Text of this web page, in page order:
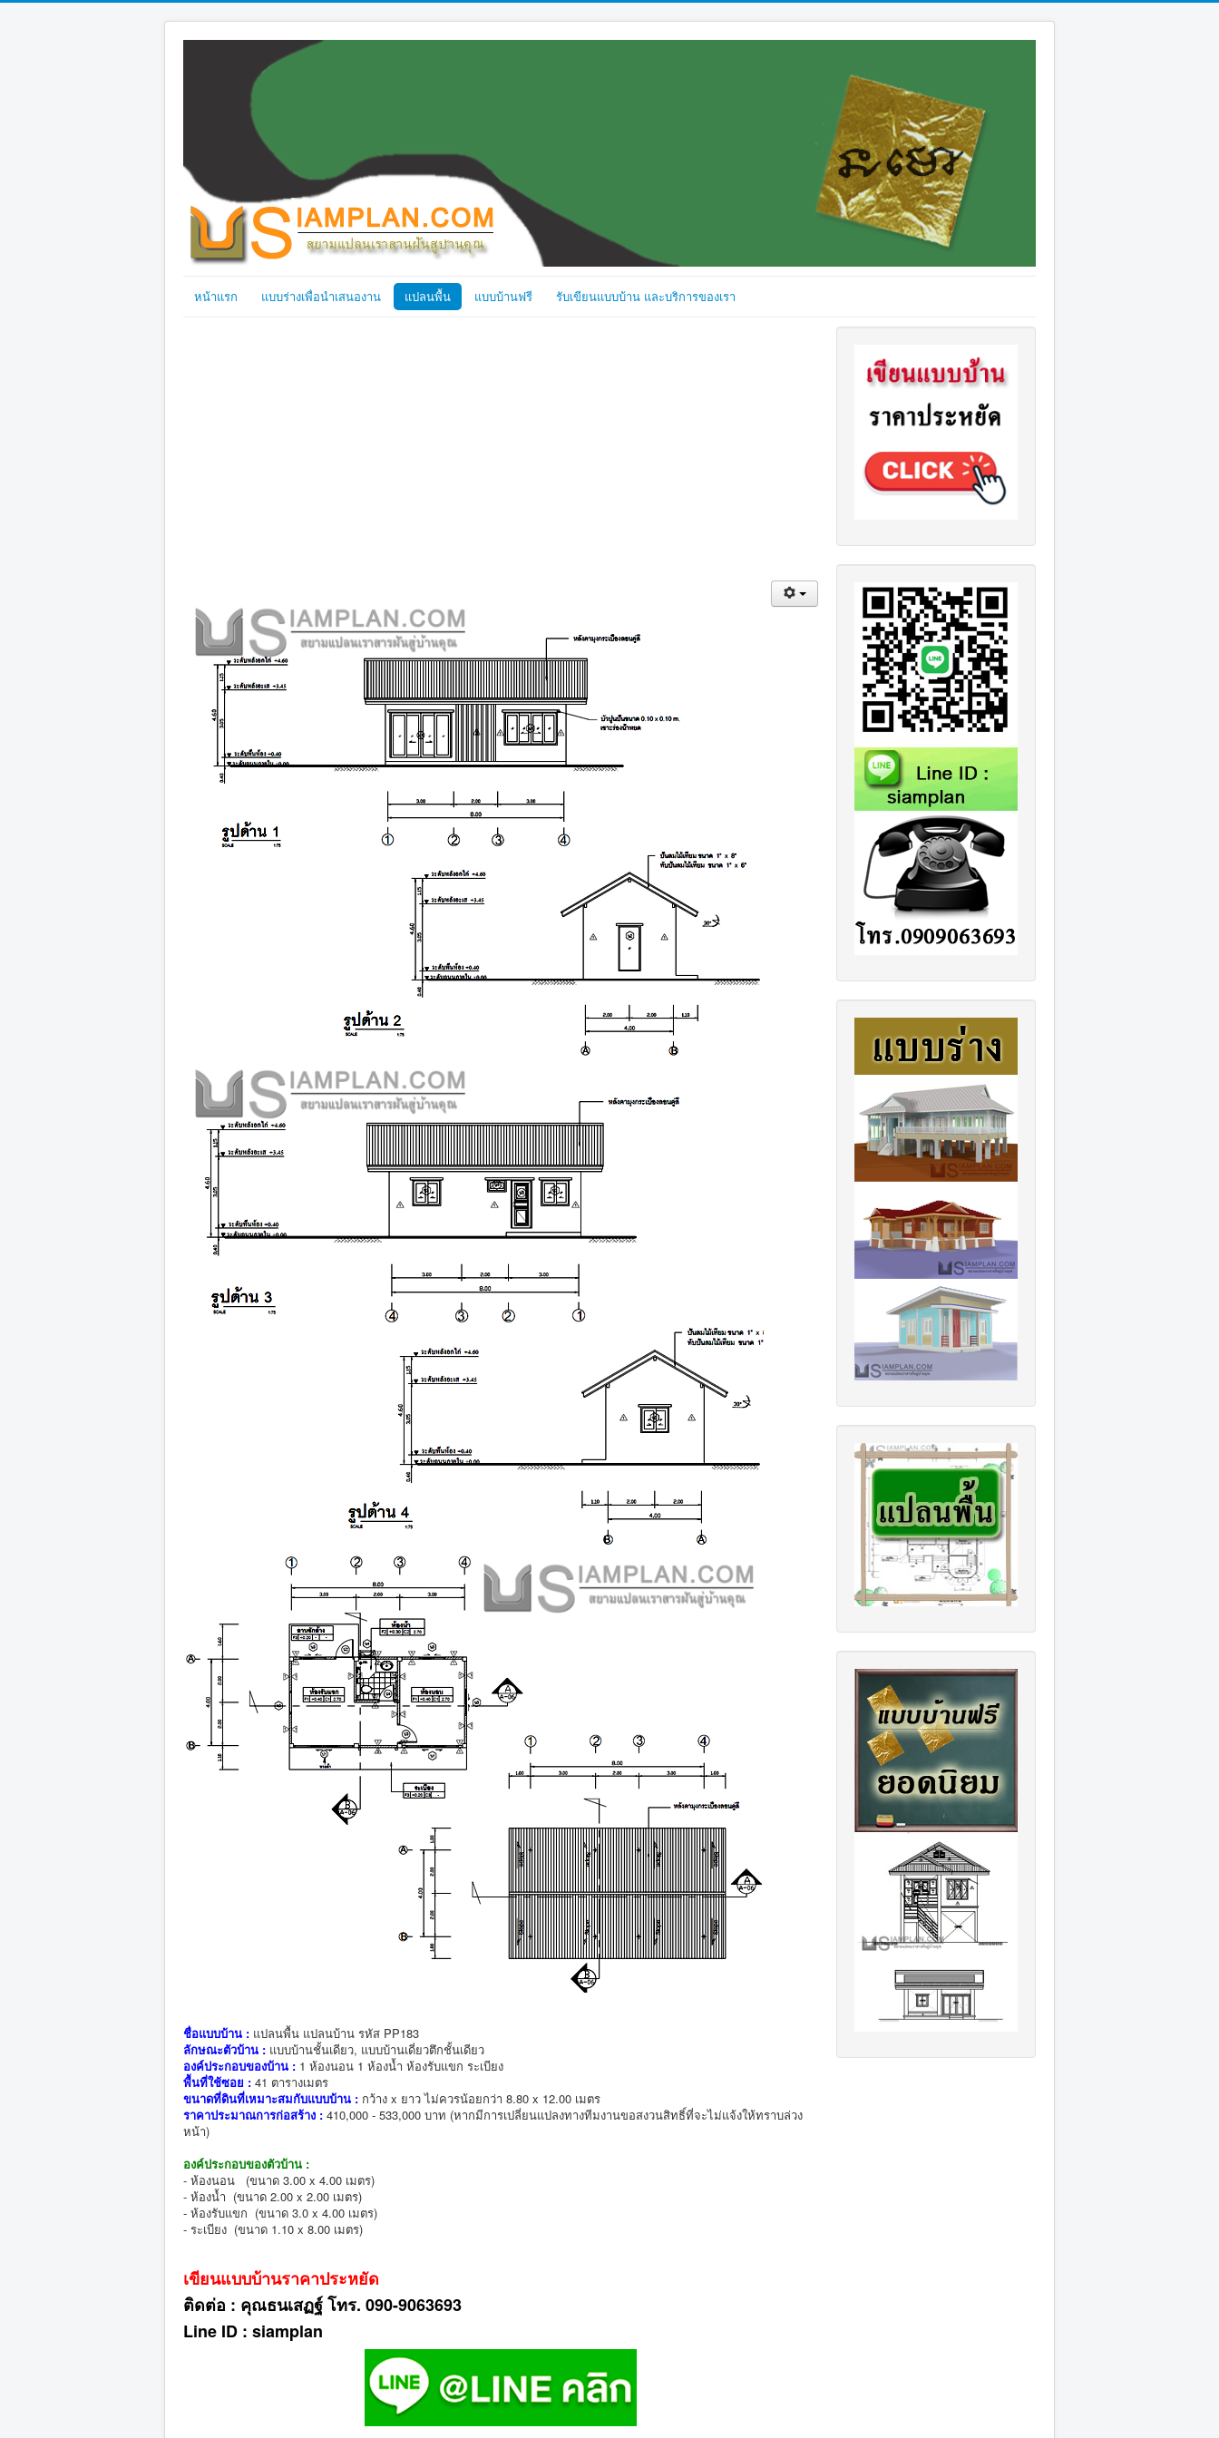
หน้าแรก แบบร่างเพื่อนำเสนองาน แปลนพื้น แบบบ้านฟรี รับเขียนแบบบ้าน และบริการของเรา
ชื่อแบบบ้าน : แปลนพื้น แปลนบ้าน รหัส PP183
ลักษณะตัวบ้าน : แบบบ้านชั้นเดียว, แบบบ้านเดี่ยวตึกชั้นเดียว
องค์ประกอบของบ้าน : 1 ห้องนอน 1 ห้องน้ำ ห้องรับแขก ระเบียง
พื้นที่ใช้ซอย : 41 ตารางเมตร
ขนาดที่ดินที่เหมาะสมกับแบบบ้าน : กว้าง x ยาว ไม่ควรน้อยกว่า 8.80 x 12.00 เมตร
ราคาประมาณการก่อสร้าง : 410,000 - 533,000 บาท (หากมีการเปลี่ยนแปลงทางทีมงานขอสงวนสิทธิ์ที่จะไม่แจ้งให้ทราบล่วง
หน้า)
องค์ประกอบของตัวบ้าน :
- ห้องนอน (ขนาด 3.00 x 4.00 เมตร)
- ห้องน้ำ (ขนาด 2.00 x 2.00 เมตร)
- ห้องรับแขก (ขนาด 3.0 x 4.00 เมตร)
- ระเบียง (ขนาด 1.10 x 8.00 เมตร)
เขียนแบบบ้านราคาประหยัด
ติดต่อ : คุณธนเสฏฐ์ โทร. 090-9063693
Line ID : siamplan